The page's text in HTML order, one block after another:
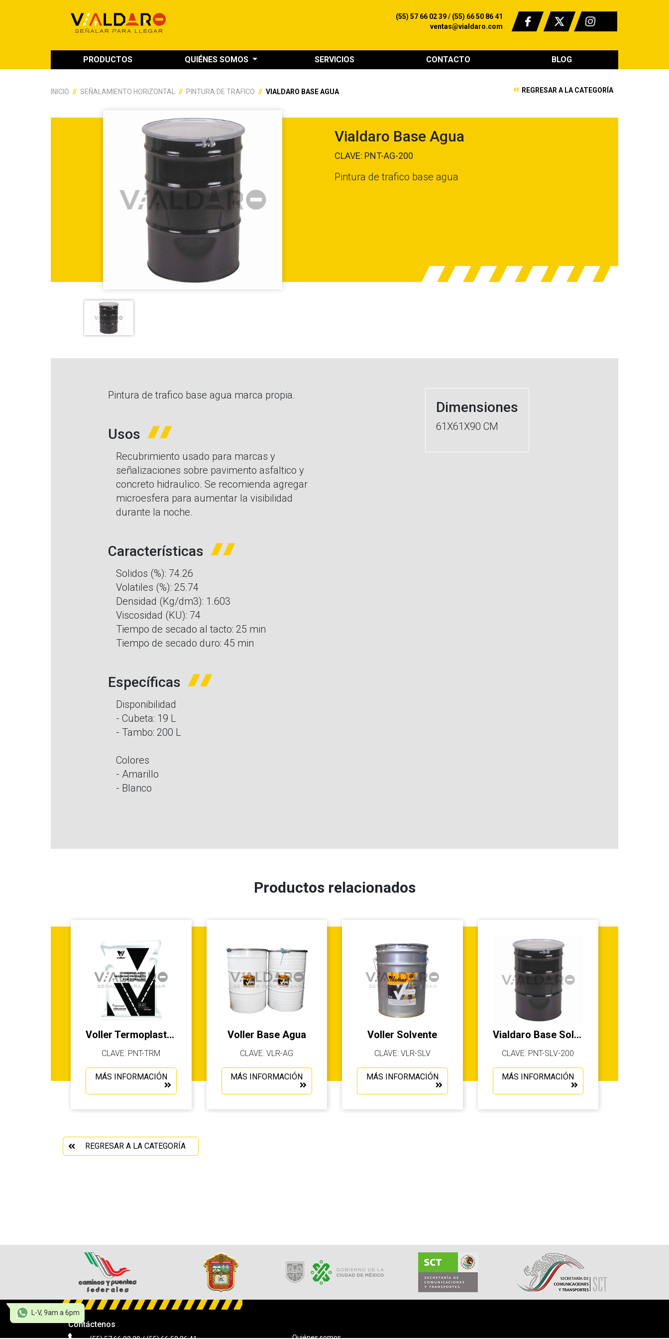
(55) 57 66 02 39/ (55) 66 50 86 41
ventas@vialdaro.com
PRODUCTOS QUIÉNES SOMOS SERVICIOS CONTACTO BLOG
INICIO SEÑALAMIENTO HORIZONTAL PINTURA DE TRAFICO VIALDARO BASE AGUA REGRESAR A LA CATEGORÍA
Vialdaro Base Agua
CLAVE: PNT-AG-200
Pintura de trafico base agua
Pintura de trafico base agua marca propia.
Usos
Recubrimiento usado para marcas y
señalizaciones sobre pavimento asfaltico y
concreto hidraulico. Se recomienda agregar
microesfera para aumentar la visibilidad
durante la noche.
Características
Solidos (%): 74.26
Volatiles (%): 25.74
Densidad (Kg/dm3): 1.603
Viscosidad (KU): 74
Tiempo de secado al tacto: 25 min
Tiempo de secado duro: 45 min
Específicas
Disponibilidad
- Cubeta: 19 L
- Tambo: 200 L
Colores
- Amarillo
- Blanco
Dimensiones
61X61X90 CM
Productos relacionados
Voller Termoplastica
CLAVE: PNT-TRM
MÁS INFORMACIÓN
Voller Base Agua
CLAVE: VLR-AG
MÁS INFORMACIÓN
Voller Solvente
CLAVE: VLR-SLV
MÁS INFORMACIÓN
Vialdaro Base Solvente
CLAVE: PNT-SLV-200
MÁS INFORMACIÓN
REGRESAR A LA CATEGORÍA
Contáctenos
L-V, 9am a 6pm